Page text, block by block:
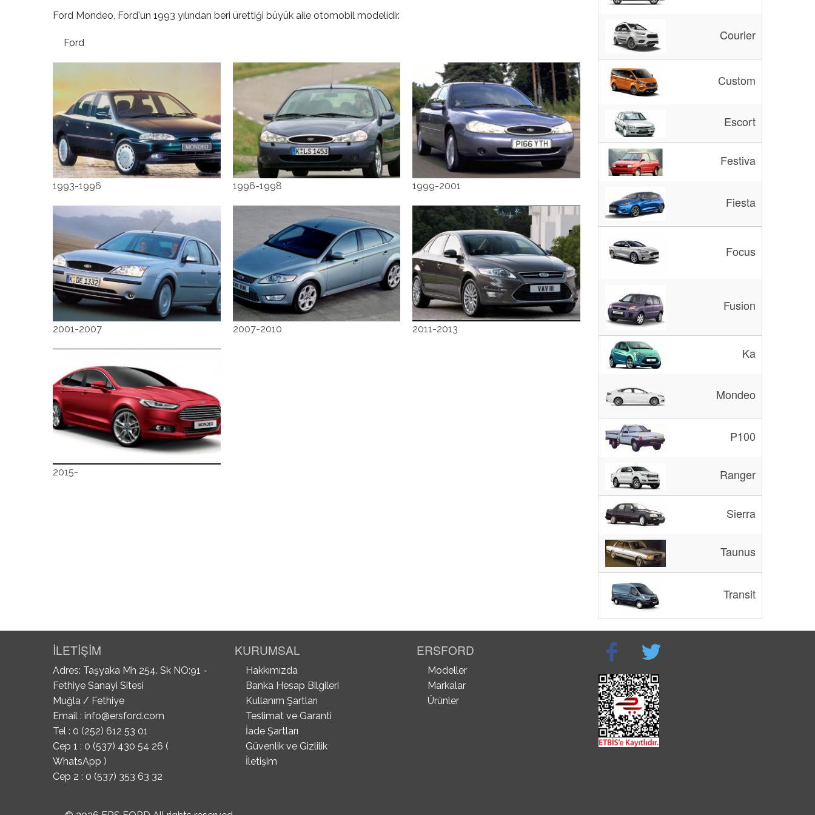
Ford Mondeo, Ford'un 1993 yılından beri ürettiği büyük aile otomobil modelidir.
Ford
1993-1996 1996-1998 1999-2001
2001-2007 2007-2010 2011-2013
2015-
Courier
Custom
Escort
Festiva
Fiesta
Focus
Fusion
Ka
Mondeo
P100
Ranger
Sierra
Taunus
Transit
İLETİŞİM
Adres: Taşyaka Mh 254. Sk NO:91 -
Fethiye Sanayi Sitesi
Muğla / Fethiye
Email : info@ersford.com
Tel : 0 (252) 612 53 01
Cep 1 : 0 (537) 430 54 26 (
WhatsApp )
Cep 2 : 0 (537) 353 63 32
KURUMSAL
Hakkımızda
Banka Hesap Bilgileri
Kullanım Şartları
Teslimat ve Garanti
İade Şartları
Güvenlik ve Gizlilik
İletişim
ERSFORD
Modeller
Markalar
Ürünler